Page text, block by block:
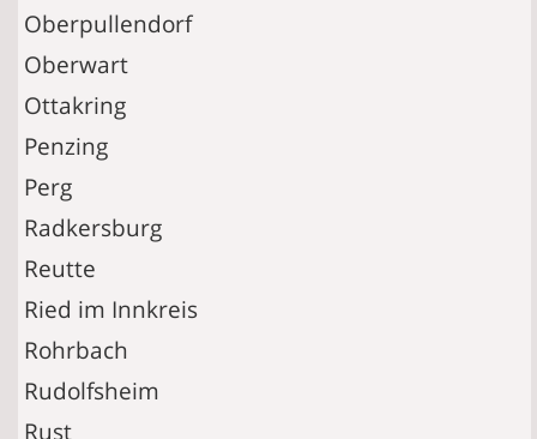
Oberpullendorf
Oberwart
Ottakring
Penzing
Perg
Radkersburg
Reutte
Ried im Innkreis
Rohrbach
Rudolfsheim
Rust